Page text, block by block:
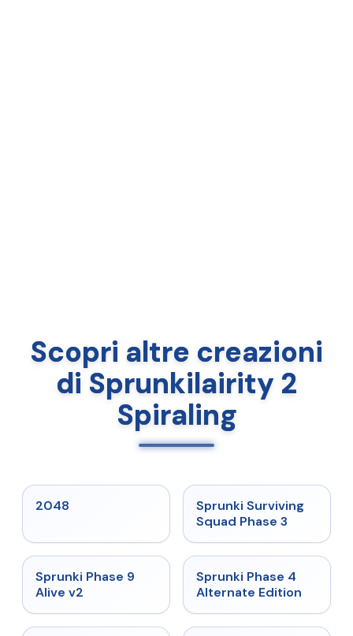
Scopri altre creazioni
di Sprunkilairity 2
Spiraling
2048 ★ 4.7
Sprunki Surviving
Squad Phase 3
★
Sprunki Phase 9
Alive v2
★
Sprunki Phase 4
Alternate Edition